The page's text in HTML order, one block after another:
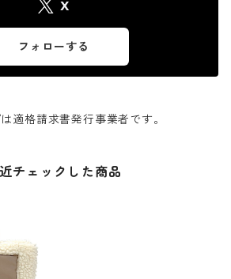
X
フォローする
適格請求書発行事業者です。
チェックした商品